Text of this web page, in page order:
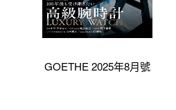
GOETHE 2025年8月號